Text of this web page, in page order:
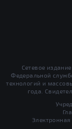
Сетевое
Федеральной
технологий и
года.